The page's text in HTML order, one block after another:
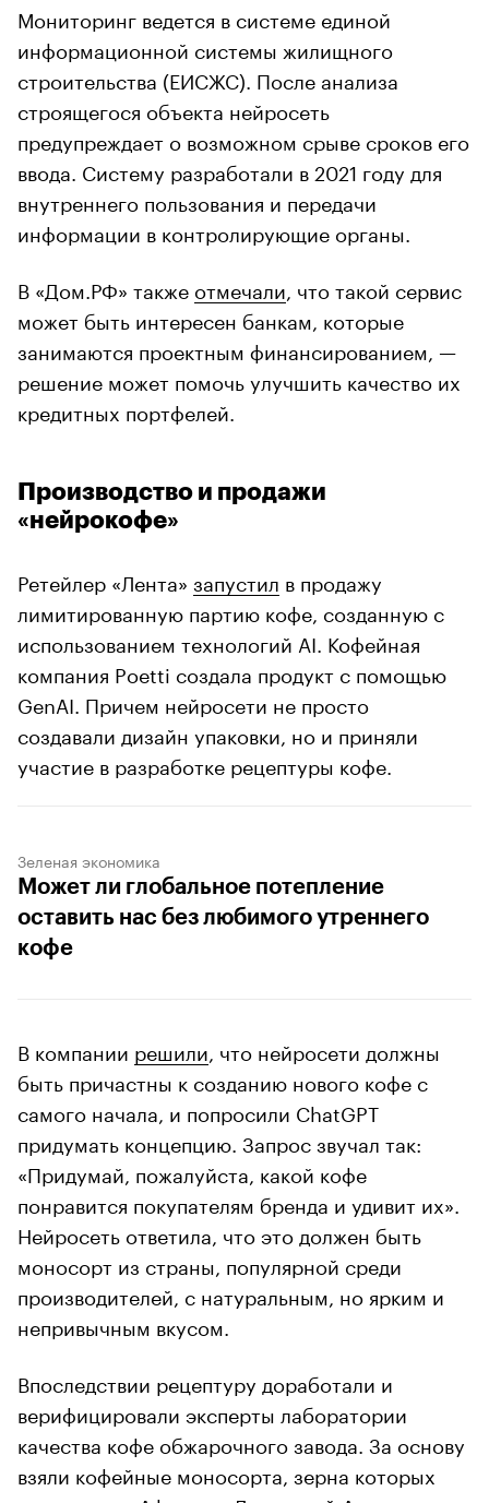
Мониторинг ведется в системе единой
информационной системы жилищного
строительства (ЕИСЖС). После анализа
строящегося объекта нейросеть
предупреждает о возможном срыве сроков его
ввода. Систему разработали в 2021 году для
внутреннего пользования и передачи
информации в контролирующие органы.
В «Дом.РФ» также отмечали , что такой сервис
может быть интересен банкам, которые
занимаются проектным финансированием, —
решение может помочь улучшить качество их
кредитных портфелей.
Производство и продажи
«нейрокофе»
Ретейлер «Лента» запустил в продажу
лимитированную партию кофе, созданную с
использованием технологий AI. Кофейная
компания Poetti создала продукт с помощью
GenAI. Причем нейросети не просто
создавали дизайн упаковки, но и приняли
участие в разработке рецептуры кофе.
Зеленая экономика
Может ли глобальное потепление
оставить нас без любимого утреннего
кофе
В компании решили , что нейросети должны
быть причастны к созданию нового кофе с
самого начала, и попросили ChatGPT
придумать концепцию. Запрос звучал так:
«Придумай, пожалуйста, какой кофе
понравится покупателям бренда и удивит их».
Нейросеть ответила, что это должен быть
моносорт из страны, популярной среди
производителей, с натуральным, но ярким и
непривычным вкусом.
Впоследствии рецептуру доработали и
верифицировали эксперты лаборатории
качества кофе обжарочного завода. За основу
взяли кофейные моносорта, зерна которых